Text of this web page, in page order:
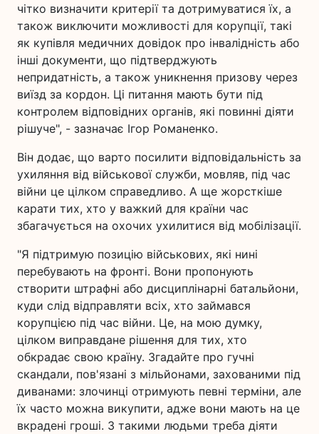
чітко визначити критерії та дотримуватися їх, а
також виключити можливості для корупції, такі
як купівля медичних довідок про інвалідність або
інші документи, що підтверджують
непридатність, а також уникнення призову через
виїзд за кордон. Ці питання мають бути під
контролем відповідних органів, які повинні діяти
рішуче", - зазначає Ігор Романенко.
Він додає, що варто посилити відповідальність за
ухиляння від військової служби, мовляв, під час
війни це цілком справедливо. А ще жорсткіше
карати тих, хто у важкий для країни час
збагачується на охочих ухилитися від мобілізації.
"Я підтримую позицію військових, які нині
перебувають на фронті. Вони пропонують
створити штрафні або дисциплінарні батальйони,
куди слід відправляти всіх, хто займався
корупцією під час війни. Це, на мою думку,
цілком виправдане рішення для тих, хто
обкрадає свою країну. Згадайте про гучні
скандали, пов'язані з мільйонами, захованими під
диванами: злочинці отримують певні терміни, але
їх часто можна викупити, адже вони мають на це
вкрадені гроші. З такими людьми треба діяти